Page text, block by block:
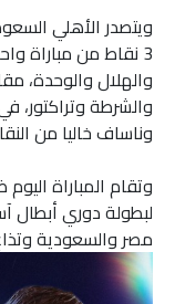
ويتصدر الأهلي
3 نقاط من مباراة
والهلال والوحدة،
والشرطة وتراكتور،
وناساف خاليا من
وتقام المباراة
مصر والسعودية وتذاع عبر